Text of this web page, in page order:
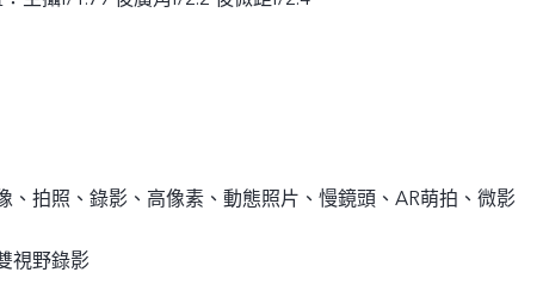
、拍照、錄影、高像素、動態照片、慢鏡頭、AR萌拍、微影
視野錄影